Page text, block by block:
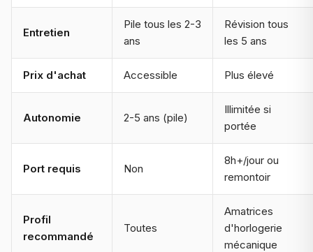
Entretien
Pile tous les 2-3
ans
Révision tous
les 5 ans
Prix d'achat Accessible Plus élevé
Autonomie 2-5 ans (pile)
Illimitée si
portée
Port requis Non
8h+/jour ou
remontoir
Profil
recommandé
Toutes
Amatrices
d'horlogerie
mécanique